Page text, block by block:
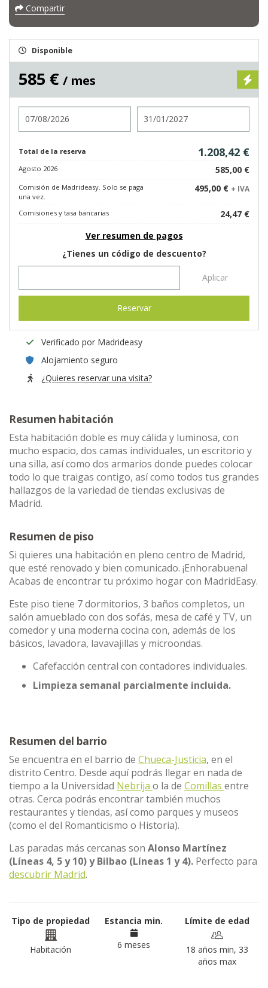
Compartir
Disponible
585 € / mes
Total de la reserva 1.208,42 €
Agosto 2026 585,00 €
Comisión de Madrideasy. Solo se paga
una vez.
495,00 € + IVA
Comisiones y tasa bancarias
24,47 €
Ver resumen de pagos
¿Tienes un código de descuento?
Aplicar
Reservar
Verificado por Madrideasy
Alojamiento seguro
¿Quieres reservar una visita?
Resumen habitación
Esta habitación doble es muy cálida y luminosa, con
mucho espacio, dos camas individuales, un escritorio y
una silla, así como dos armarios donde puedes colocar
todo lo que traigas contigo, así como todos tus grandes
hallazgos de la variedad de tiendas exclusivas de
Madrid.
Resumen de piso
Si quieres una habitación en pleno centro de Madrid,
que esté renovado y bien comunicado. ¡Enhorabuena!
Acabas de encontrar tu próximo hogar con MadridEasy.
Este piso tiene 7 dormitorios, 3 baños completos, un
salón amueblado con dos sofás, mesa de café y TV, un
comedor y una moderna cocina con, además de los
básicos, lavadora, lavavajillas y microondas.
Cafefacción central con contadores individuales.
Limpieza semanal parcialmente incluida.
Resumen del barrio
Se encuentra en el barrio de Chueca-Justicia, en el
distrito Centro. Desde aquí podrás llegar en nada de
tiempo a la Universidad Nebrija o la de Comillas entre
otras. Cerca podrás encontrar también muchos
restaurantes y tiendas, así como parques y museos
(como el del Romanticismo o Historia).
Las paradas más cercanas son Alonso Martínez
(Líneas 4, 5 y 10) y Bilbao (Líneas 1 y 4). Perfecto para
descubrir Madrid.
Tipo de propiedad
Habitación
Estancia min.
6 meses
Límite de edad
18 años min, 33
años max